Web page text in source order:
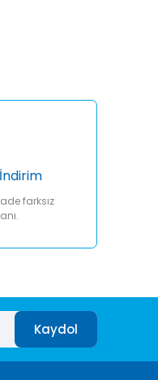
İndirim
farksız
Kaydol